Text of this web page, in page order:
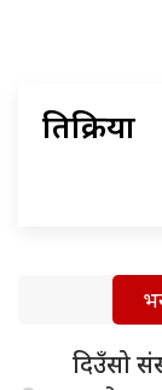
प्रतिक्रिया
दिउँसो